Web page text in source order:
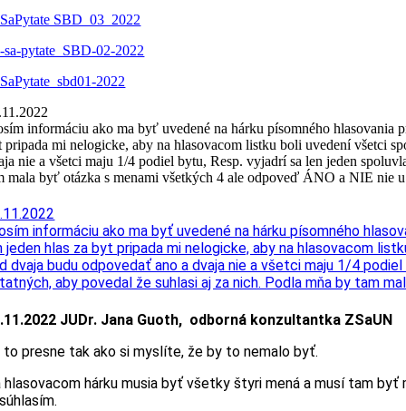
SBD_03_2022
sa-pytate_SBD-02-2022
2022
informáciu ako ma byť uvedené na hárku písomného hlasovania
pripada mi nelogicke, aby na hlasovacom listku boli uvedení všetci
nie a všetci maju 1/4 podiel bytu, Resp. vyjadrí sa len jeden
mala byť otázka s menami všetkých 4 ale odpoveď ÁNO a NIE nie
informáciu ako ma byť uvedené na hárku písomného
jeden hlas za byt pripada mi nelogicke, aby na hlasovacom
dvaja budu odpovedať ano a dvaja nie a všetci maju 1/4
aby povedal že suhlasi aj za nich. Podla mňa by tam
JUDr. Jana Guoth, odborná konzultantka ZSaUN
to presne tak ako si myslíte, že by to nemalo byť.
hlasovacom hárku musia byť všetky štyri mená a musí tam